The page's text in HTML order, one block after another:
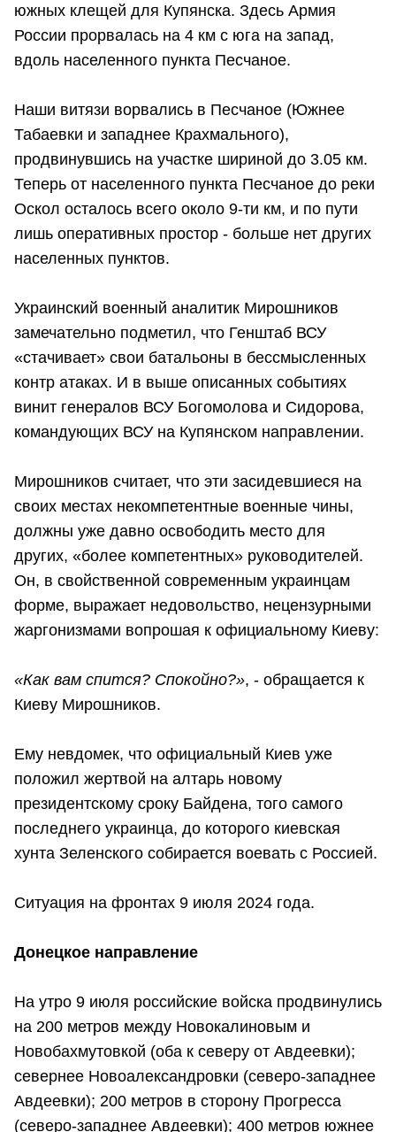
южных клещей для Купянска. Здесь Армия
России прорвалась на 4 км с юга на запад,
вдоль населенного пункта Песчаное.
Наши витязи ворвались в Песчаное (Южнее
Табаевки и западнее Крахмального),
продвинувшись на участке шириной до 3.05 км.
Теперь от населенного пункта Песчаное до реки
Оскол осталось всего около 9-ти км, и по пути
лишь оперативных простор - больше нет других
населенных пунктов.
Украинский военный аналитик Мирошников
замечательно подметил, что Генштаб ВСУ
«стачивает» свои батальоны в бессмысленных
контр атаках. И в выше описанных событиях
винит генералов ВСУ Богомолова и Сидорова,
командующих ВСУ на Купянском направлении.
Мирошников считает, что эти засидевшиеся на
своих местах некомпетентные военные чины,
должны уже давно освободить место для
других, «более компетентных» руководителей.
Он, в свойственной современным украинцам
форме, выражает недовольство, нецензурными
жаргонизмами вопрошая к официальному Киеву:
«Как вам спится? Спокойно?», - обращается к
Киеву Мирошников.
Ему невдомек, что официальный Киев уже
положил жертвой на алтарь новому
президентскому сроку Байдена, того самого
последнего украинца, до которого киевская
хунта Зеленского собирается воевать с Россией.
Ситуация на фронтах 9 июля 2024 года.
Донецкое направление
На утро 9 июля российские войска продвинулись
на 200 метров между Новокалиновым и
Новобахмутовкой (оба к северу от Авдеевки);
севернее Новоалександровки (северо-западнее
Авдеевки); 200 метров в сторону Прогресса
(северо-западнее Авдеевки); 400 метров южнее